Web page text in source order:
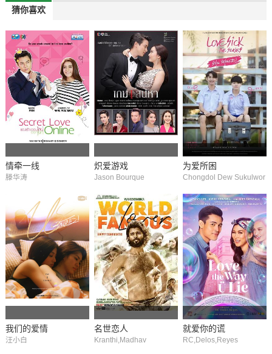
猜你喜欢
情牵一线
滕华涛
炽爱游戏
Jason Bourque
为爱所困
Chongdol Dew Sukulwor
g
我们的爱情
汪小白
名世恋人
Kranthi,Madhav
就爱你的谎
RC,Delos,Reyes